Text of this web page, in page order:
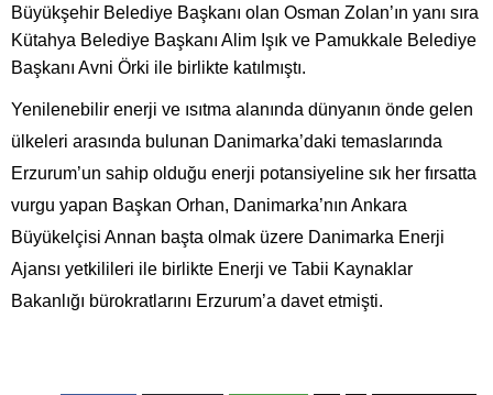
Büyükşehir Belediye Başkanı olan Osman Zolan’ın yanı sıra
Kütahya Belediye Başkanı Alim Işık ve Pamukkale Belediye
Başkanı Avni Örki ile birlikte katılmıştı.
Yenilenebilir enerji ve ısıtma alanında dünyanın önde gelen
ülkeleri arasında bulunan Danimarka’daki temaslarında
Erzurum’un sahip olduğu enerji potansiyeline sık her fırsatta
vurgu yapan Başkan Orhan, Danimarka’nın Ankara
Büyükelçisi Annan başta olmak üzere Danimarka Enerji
Ajansı yetkilileri ile birlikte Enerji ve Tabii Kaynaklar
Bakanlığı bürokratlarını Erzurum’a davet etmişti.